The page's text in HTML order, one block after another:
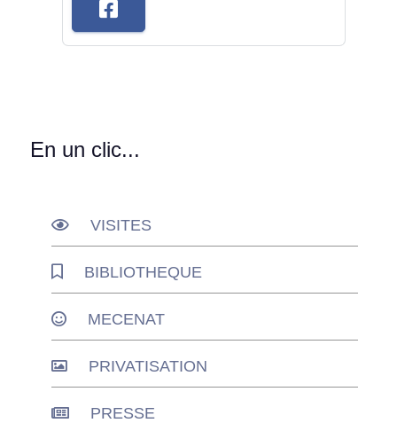
En un clic...
VISITES
BIBLIOTHEQUE
MECENAT
PRIVATISATION
PRESSE